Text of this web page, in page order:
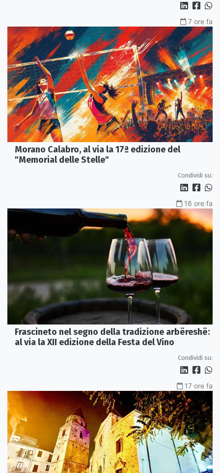
7 ore fa
Morano Calabro, al via la 17ª edizione del
"Memorial delle Stelle"
Condividi su:
16 ore fa
Frascineto nel segno della tradizione arbëreshë:
al via la XII edizione della Festa del Vino
Condividi su:
17 ore fa